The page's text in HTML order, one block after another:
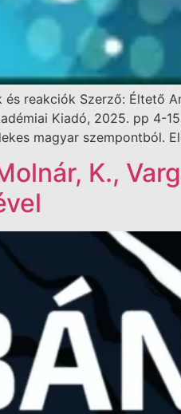
reakciók Szerző: Éltető
Kiadó, 2025. pp
magyar szempontból.
K.,